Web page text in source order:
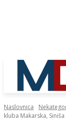
Naslovnica
kluba Makarska,